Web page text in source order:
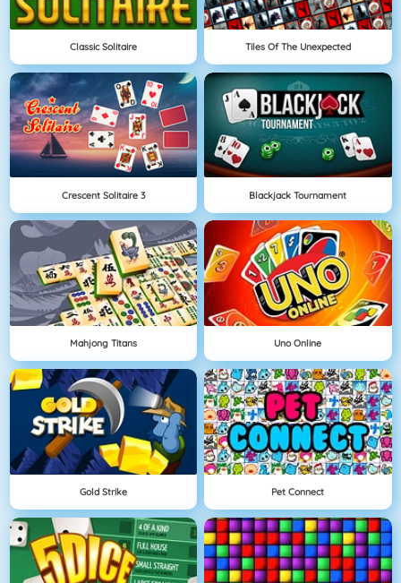
Classic Solitaire Tiles Of The Unexpected
Crescent Solitaire 3 Blackjack Tournament
Mahjong Titans Uno Online
Gold Strike Pet Connect